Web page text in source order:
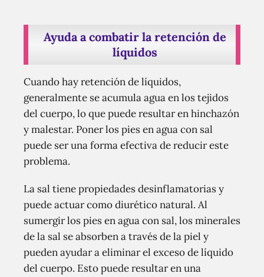
Ayuda a combatir la retención de
líquidos
Cuando hay retención de líquidos,
generalmente se acumula agua en los tejidos
del cuerpo, lo que puede resultar en hinchazón
y malestar. Poner los pies en agua con sal
puede ser una forma efectiva de reducir este
problema.
La sal tiene propiedades desinflamatorias y
puede actuar como diurético natural. Al
sumergir los pies en agua con sal, los minerales
de la sal se absorben a través de la piel y
pueden ayudar a eliminar el exceso de líquido
del cuerpo. Esto puede resultar en una